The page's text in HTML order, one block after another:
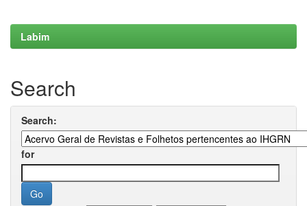
Labim
Search
Search:
for